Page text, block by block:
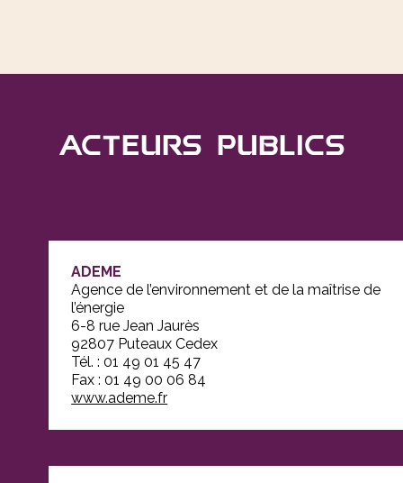
acteurs publics
ADEME
Agence de l’environnement et de la maîtrise de
l’énergie
6-8 rue Jean Jaurès
92807 Puteaux Cedex
Tél. : 01 49 01 45 47
Fax : 01 49 00 06 84
www.ademe.fr